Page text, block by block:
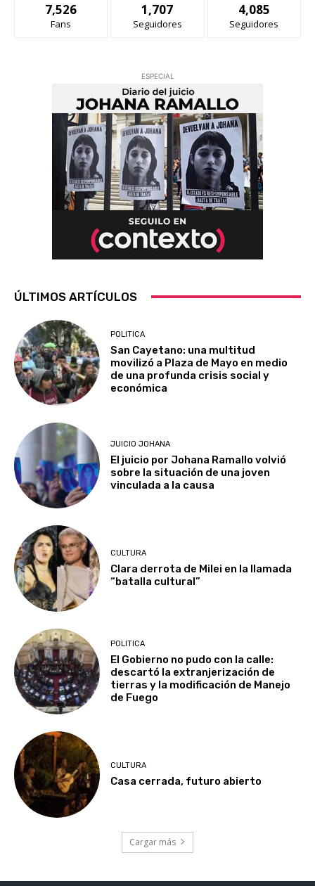
7,526
Fans
1,707
Seguidores
4,085
Seguidores
ESPECIAL
ÚLTIMOS ARTÍCULOS
POLITICA
San Cayetano: una multitud
movilizó a Plaza de Mayo en medio
de una profunda crisis social y
económica
JUICIO JOHANA
El juicio por Johana Ramallo volvió
sobre la situación de una joven
vinculada a la causa
CULTURA
Clara derrota de Milei en la llamada
“batalla cultural”
POLITICA
El Gobierno no pudo con la calle:
descartó la extranjerización de
tierras y la modificación de Manejo
de Fuego
CULTURA
Casa cerrada, futuro abierto
Cargar más